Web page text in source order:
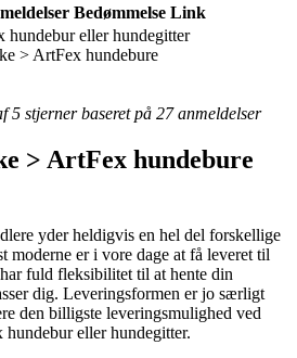
Bedømmelse Link
hundebur eller hundegitter
> ArtFex hundebure
5 stjerner baseret på 27 anmeldelser
> ArtFex hundebure
yder heldigvis en hel del forskellige
moderne er i vore dage at få leveret til
fuld fleksibilitet til at hente din
dig. Leveringsformen er jo særligt
den billigste leveringsmulighed ved
eller hundegitter.